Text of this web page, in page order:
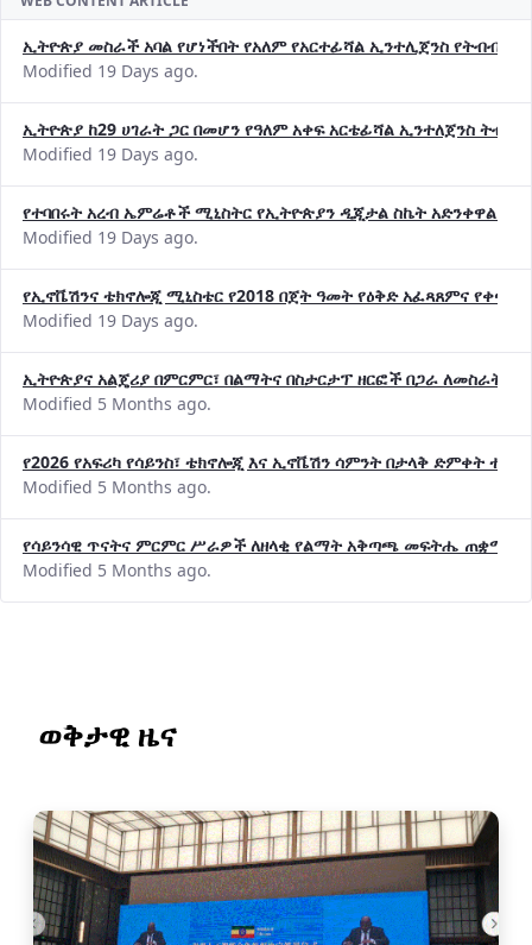
ኢትዮጵያ መስራች አባል የሆነችበት የአለም የአርተፊሻል ኢንተሊጀንስ የትብብር
Modified 19 Days ago.
ኢትዮጵያ ከ29 ሀገራት ጋር በመሆን የዓለም አቀፍ አርቴፊሻል ኢንተለጀንስ
Modified 19 Days ago.
የተባበሩት አረብ ኤምሬቶች ሚኒስትር የኢትዮጵያን ዲጂታል ስኬት አድንቀዋል
Modified 19 Days ago.
የኢኖቬሽንና ቴክኖሎጂ ሚኒስቴር የ2018 በጀት ዓመት የዕቅድ አፈጻጸምና
Modified 19 Days ago.
ኢትዮጵያና አልጄሪያ በምርምር፣ በልማትና በስታርታፕ ዘርፎች በጋራ ለመስራት
Modified 5 Months ago.
የ2026 የአፍሪካ የሳይንስ፣ ቴክኖሎጂ እና ኢኖቬሽን ሳምንት በታላቅ ድምቀት
Modified 5 Months ago.
የሳይንሳዊ ጥናትና ምርምር ሥራዎች ለዘላቂ የልማት አቅጣጫ መፍትሔ ጠቋሚ
Modified 5 Months ago.
ወቅታዊ ዜና